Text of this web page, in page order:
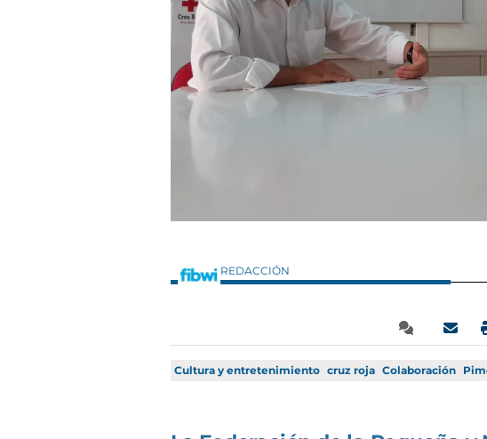
REDACCIÓN
Cultura y entretenimiento cruz roja Colaboración